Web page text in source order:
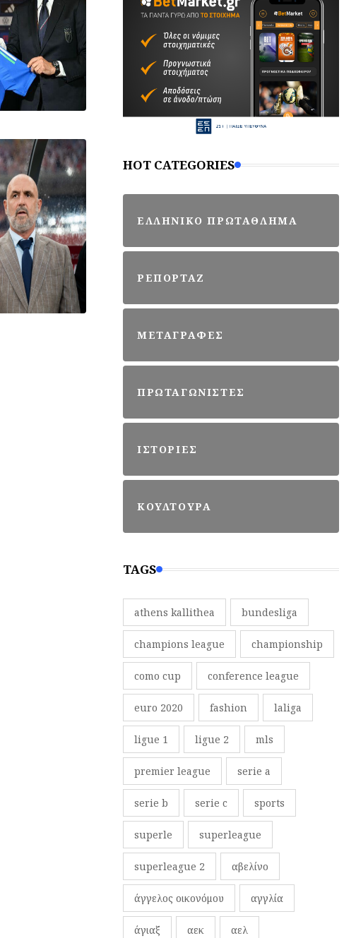
HOT CATEGORIES
ΕΛΛΗΝΙΚΟ ΠΡΩΤΑΘΛΗΜΑ
ΡΕΠΟΡΤΑΖ
ΜΕΤΑΓΡΑΦΕΣ
ΠΡΩΤΑΓΩΝΙΣΤΕΣ
ΙΣΤΟΡΙΕΣ
ΚΟΥΛΤΟΥΡΑ
TAGS
athens kallithea bundesliga
champions league championship
como cup conference league
euro 2020 fashion laliga
ligue 1 ligue 2 mls
premier league serie a
serie b serie c sports
superle superleague
superleague 2 αβελίνο
άγγελος οικονόμου αγγλία
άγιαξ αεκ αελ